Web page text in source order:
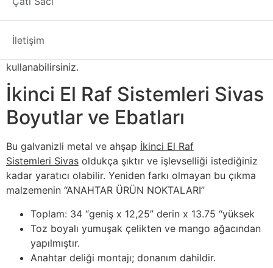
İletişim
elemanları kullanın. Bakım talimatları Nemli bir bezle
silerek temizleyiniz. Yeni kurmak istediğiniz
mağazalarda, depolarda ve birçok endüstriyel alanda bu
kullanabilirsiniz.
İkinci El Raf Sistemleri Sivas
Boyutlar ve Ebatları
Bu galvanizli metal ve ahşap İkinci El Raf
Sistemleri Sivas oldukça şıktır ve işlevselliği istediğiniz
kadar yaratıcı olabilir. Yeniden farkı olmayan bu çıkma
malzemenin “ANAHTAR ÜRÜN NOKTALARI”
Toplam: 34 “geniş x 12,25” derin x 13.75 “yüksek
Toz boyalı yumuşak çelikten ve mango ağacından
yapılmıştır.
Anahtar deliği montajı; donanım dahildir.